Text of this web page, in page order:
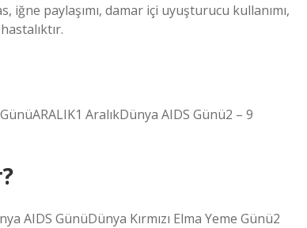
iğne paylaşımı, damar içi uyuşturucu kullanımı,
AralıkDünya AIDS Günü2 – 9
AIDS GünüDünya Kırmızı Elma Yeme Günü2